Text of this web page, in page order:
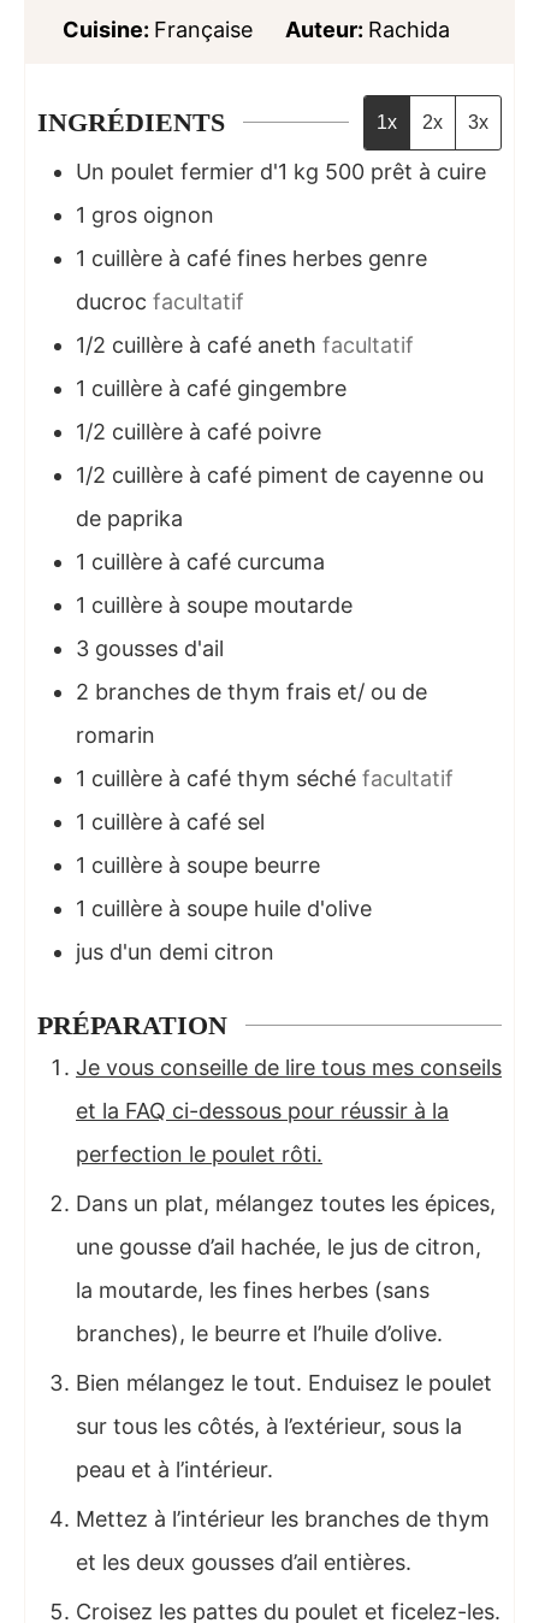
Cuisine: Française Auteur: Rachida
INGRÉDIENTS 1x 2x 3x
Un poulet fermier d'1 kg 500 prêt à cuire
1 gros oignon
1 cuillère à café fines herbes genre
ducroc facultatif
1/2 cuillère à café aneth facultatif
1 cuillère à café gingembre
1/2 cuillère à café poivre
1/2 cuillère à café piment de cayenne ou
de paprika
1 cuillère à café curcuma
1 cuillère à soupe moutarde
3 gousses d'ail
2 branches de thym frais et/ ou de
romarin
1 cuillère à café thym séché facultatif
1 cuillère à café sel
1 cuillère à soupe beurre
1 cuillère à soupe huile d'olive
jus d'un demi citron
PRÉPARATION
Je vous conseille de lire tous mes conseils
et la FAQ ci-dessous pour réussir à la
perfection le poulet rôti.
Dans un plat, mélangez toutes les épices,
une gousse d’ail hachée, le jus de citron,
la moutarde, les fines herbes (sans
branches), le beurre et l’huile d’olive.
Bien mélangez le tout. Enduisez le poulet
sur tous les côtés, à l’extérieur, sous la
peau et à l’intérieur.
Mettez à l’intérieur les branches de thym
et les deux gousses d’ail entières.
Croisez les pattes du poulet et ficelez-les.